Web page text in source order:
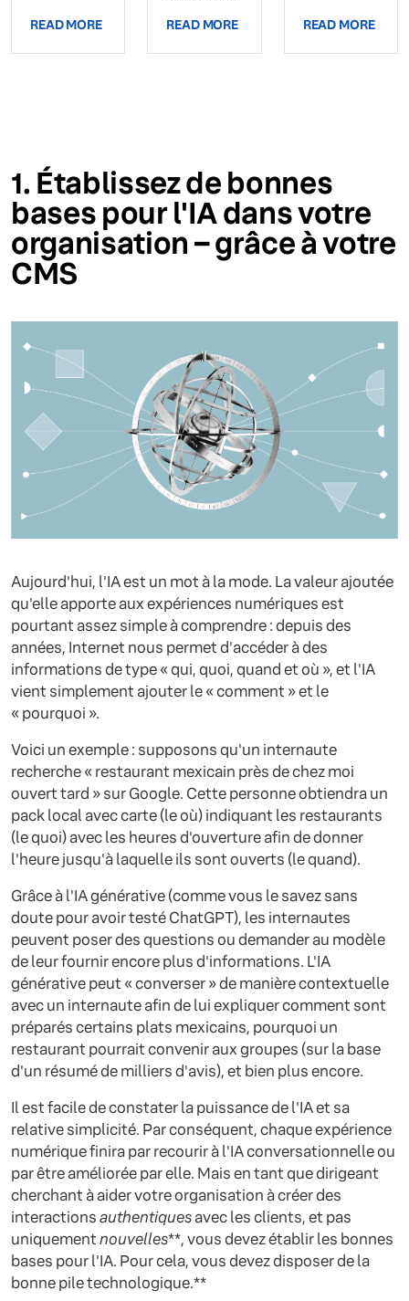
READ MORE READ MORE READ MORE
1. Établissez de bonnes
bases pour l'IA dans votre
organisation – grâce à votre
CMS
Aujourd'hui, l'IA est un mot à la mode. La valeur ajoutée
qu'elle apporte aux expériences numériques est
pourtant assez simple à comprendre : depuis des
années, Internet nous permet d'accéder à des
informations de type « qui, quoi, quand et où », et l'IA
vient simplement ajouter le « comment » et le
« pourquoi ».
Voici un exemple : supposons qu'un internaute
recherche « restaurant mexicain près de chez moi
ouvert tard » sur Google. Cette personne obtiendra un
pack local avec carte (le où) indiquant les restaurants
(le quoi) avec les heures d'ouverture afin de donner
l'heure jusqu'à laquelle ils sont ouverts (le quand).
Grâce à l'IA générative (comme vous le savez sans
doute pour avoir testé ChatGPT), les internautes
peuvent poser des questions ou demander au modèle
de leur fournir encore plus d'informations. L'IA
générative peut « converser » de manière contextuelle
avec un internaute afin de lui expliquer comment sont
préparés certains plats mexicains, pourquoi un
restaurant pourrait convenir aux groupes (sur la base
d'un résumé de milliers d'avis), et bien plus encore.
Il est facile de constater la puissance de l'IA et sa
relative simplicité. Par conséquent, chaque expérience
numérique finira par recourir à l'IA conversationnelle ou
par être améliorée par elle. Mais en tant que dirigeant
cherchant à aider votre organisation à créer des
interactionsauthentiquesavec les clients, et pas
uniquementnouvelles**, vous devez établir les bonnes
bases pour l'IA. Pour cela, vous devez disposer de la
bonne pile technologique.**